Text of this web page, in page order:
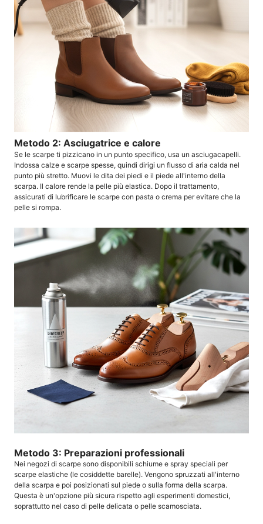
Metodo 2: Asciugatrice e calore
Se le scarpe ti pizzicano in un punto specifico, usa un asciugacapelli.
Indossa calze e scarpe spesse, quindi dirigi un flusso di aria calda nel
punto più stretto. Muovi le dita dei piedi e il piede all'interno della
scarpa. Il calore rende la pelle più elastica. Dopo il trattamento,
assicurati di lubrificare le scarpe con pasta o crema per evitare che la
pelle si rompa.
Metodo 3: Preparazioni professionali
Nei negozi di scarpe sono disponibili schiume e spray speciali per
scarpe elastiche (le cosiddette barelle). Vengono spruzzati all'interno
della scarpa e poi posizionati sul piede o sulla forma della scarpa.
Questa è un'opzione più sicura rispetto agli esperimenti domestici,
soprattutto nel caso di pelle delicata o pelle scamosciata.